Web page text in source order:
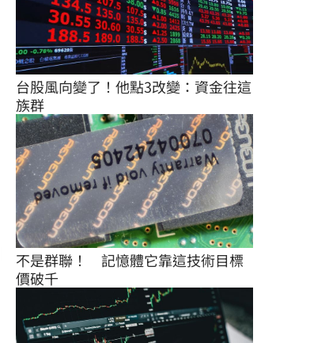
台股風向變了！他點3改變：資金往這
族群
不是群聯！　記憶體它靠這技術目標
價破千